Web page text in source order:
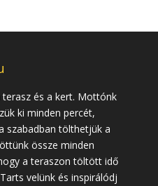
terasz és a kert. Mottónk
ki minden percét,
szabadban tölthetjük a
össze minden
a teraszon töltött idő
velünk és inspirálódj